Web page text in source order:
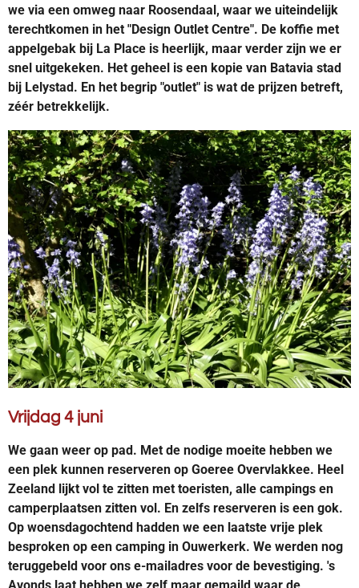
we via een omweg naar Roosendaal, waar we uiteindelijk
terechtkomen in het "Design Outlet Centre". De koffie met
appelgebak bij La Place is heerlijk, maar verder zijn we er
snel uitgekeken. Het geheel is een kopie van Batavia stad
bij Lelystad. En het begrip "outlet" is wat de prijzen betreft,
zéér betrekkelijk.
Vrijdag 4 juni
We gaan weer op pad. Met de nodige moeite hebben we
een plek kunnen reserveren op Goeree Overvlakkee. Heel
Zeeland lijkt vol te zitten met toeristen, alle campings en
camperplaatsen zitten vol. En zelfs reserveren is een gok.
Op woensdagochtend hadden we een laatste vrije plek
besproken op een camping in Ouwerkerk. We werden nog
teruggebeld voor ons e-mailadres voor de bevestiging. 's